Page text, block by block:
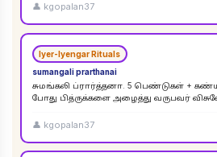
👤 kgopalan37
Iyer-Iyengar Rituals
sumangali prarthanai
சுமங்கலி ப்ரார்த்தனா. 5 பெண்டுகள் + கண்யா பெண். சிராத்ததின்
போது பித்ருக்களை அழைத்து வருபவர்
👤 kgopalan37